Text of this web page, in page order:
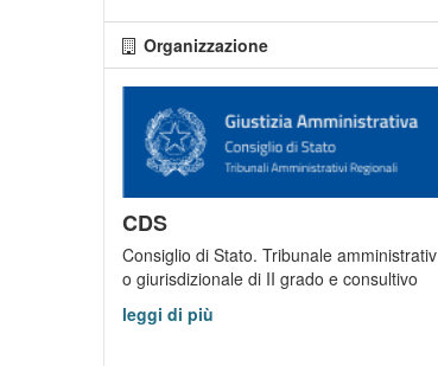
Organizzazione
CDS
Consiglio di Stato. Tribunale amministrativ
o giurisdizionale di II grado e consultivo
leggi di più